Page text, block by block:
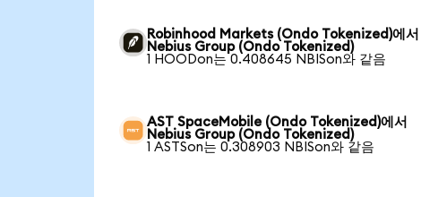
Robinhood Markets (Ondo Tokenized)에서
Nebius Group (Ondo Tokenized)
1 HOODon는 0.408645 NBISon와 같음
AST SpaceMobile (Ondo Tokenized)에서
Nebius Group (Ondo Tokenized)
1 ASTSon는 0.308903 NBISon와 같음